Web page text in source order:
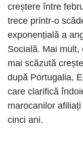
creștere între
trece printr-o
exponențială a
Socială. Mai mult,
mai scăzută
după Portugalia,
care clarifică
marocanilor
cinci ani.